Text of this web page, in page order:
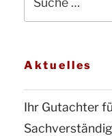
ö.b.v.
für
informiert:
Eine
Aktuelles
Ihr Gutachter